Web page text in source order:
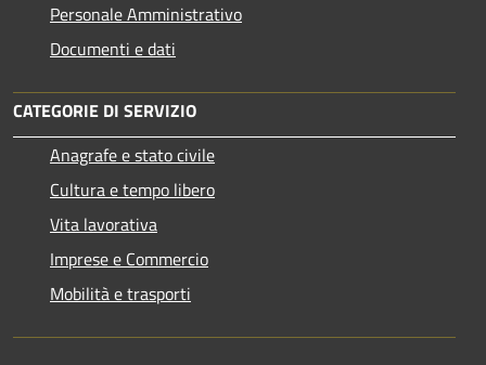
Personale Amministrativo
Documenti e dati
CATEGORIE DI SERVIZIO
Anagrafe e stato civile
Cultura e tempo libero
Vita lavorativa
Imprese e Commercio
Mobilità e trasporti